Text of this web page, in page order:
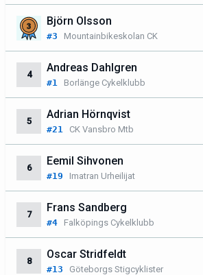
Björn Olsson
#3 Mountainbikeskolan CK
4
Andreas Dahlgren
#1 Borlänge Cykelklubb
5
Adrian Hörnqvist
#21 CK Vansbro Mtb
6
Eemil Sihvonen
#19 Imatran Urheilijat
7
Frans Sandberg
#4 Falköpings Cykelklubb
8
Oscar Stridfeldt
#13 Göteborgs Stigcyklister